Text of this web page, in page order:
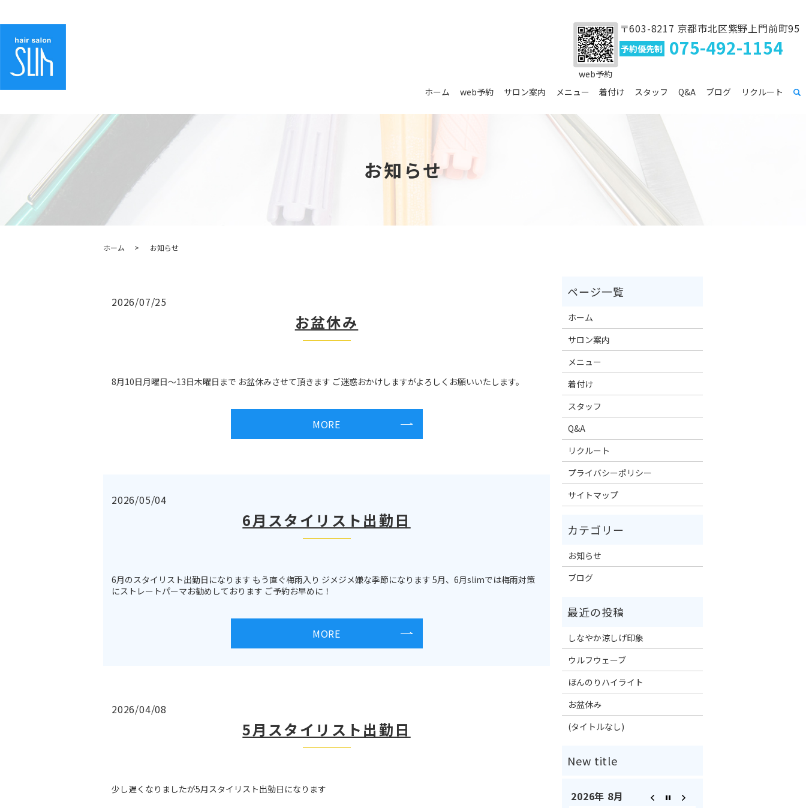
ホーム web予約 サロン案内 メニュー 着付け スタッフ Q&A ブログ リクルート
web予約
〒603-8217 京都市北区紫野上門前町95
予約優先制 075-492-1154
お知らせ
ホーム お知らせ
2026/07/25
お盆休み
8月10日月曜日〜13日木曜日まで お盆休みさせて頂きます ご迷惑おかけしますがよろしくお願いいたします。
MORE
2026/05/04
6月スタイリスト出勤日
6月のスタイリスト出勤日になります もう直ぐ梅雨入り ジメジメ嫌な季節になります 5月、6月slimでは梅雨対策
にストレートパーマお勧めしております ご予約お早めに！
MORE
2026/04/08
5月スタイリスト出勤日
少し遅くなりましたが5月スタイリスト出勤日になります
ホーム
サロン案内
メニュー
着付け
スタッフ
Q&A
リクルート
プライバシーポリシー
サイトマップ
お知らせ
ブログ
しなやか涼しげ印象
ウルフウェーブ
ほんのりハイライト
お盆休み
(タイトルなし)
2026年 8月